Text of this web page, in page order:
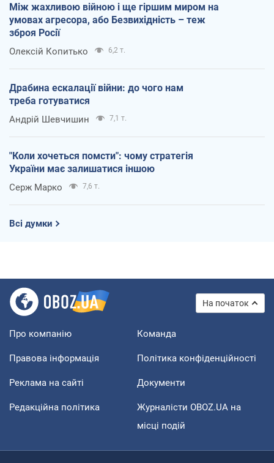
Між жахливою війною і ще гіршим миром на
умовах агресора, або Безвихідність – теж
зброя Росії
Олексій Копитько 6,2 т.
Драбина ескалації війни: до чого нам
треба готуватися
Андрій Шевчишин 7,1 т.
"Коли хочеться помсти": чому стратегія
України має залишатися іншою
Серж Марко 7,6 т.
Всі думки
На початок
Про компанію Команда
Правова інформація Політика конфіденційності
Реклама на сайті Документи
Редакційна політика
Журналісти OBOZ.UA на
місці подій